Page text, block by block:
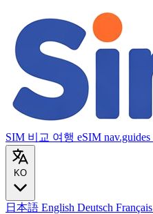
SIM 비교 여행 eSIM nav.guides
KO
日本語 English Deutsch Français